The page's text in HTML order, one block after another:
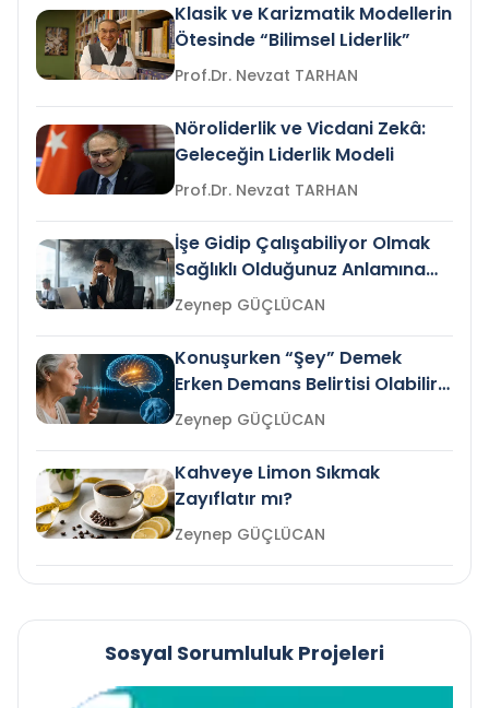
Klasik ve Karizmatik Modellerin
Ötesinde “Bilimsel Liderlik”
Prof.Dr. Nevzat TARHAN
Nöroliderlik ve Vicdani Zekâ:
Geleceğin Liderlik Modeli
Prof.Dr. Nevzat TARHAN
İşe Gidip Çalışabiliyor Olmak
Sağlıklı Olduğunuz Anlamına
Gelir mi?Zeynep GÜÇLÜCAN
Konuşurken “Şey” Demek
Erken Demans Belirtisi Olabilir
mi?
Zeynep GÜÇLÜCAN
Kahveye Limon Sıkmak
Zayıflatır mı?
Zeynep GÜÇLÜCAN
Sosyal Sorumluluk Projeleri